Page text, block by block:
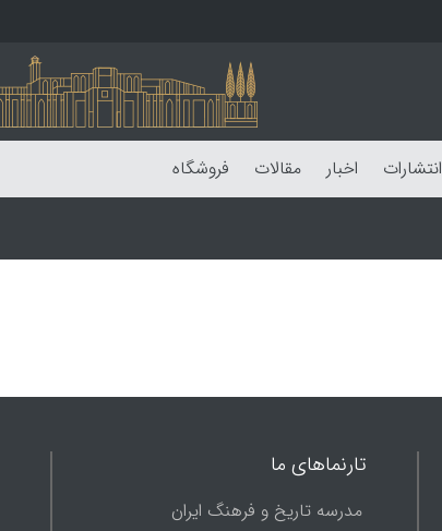
انتشارات اخبار مقالات فروشگاه
تارنماهای ما
مدرسه تاریخ و فرهنگ ایران